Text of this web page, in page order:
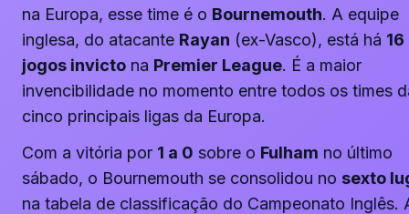
na Europa, esse time é o Bournemouth. A equipe
inglesa, do atacante Rayan (ex-Vasco), está há 16
jogos invicto na Premier League. É a maior
invencibilidade no momento entre todos os times
cinco principais ligas da Europa.
Com a vitória por 1 a 0 sobre o Fulham no último
sábado, o Bournemouth se consolidou no sexto
na tabela de classificação do Campeonato Inglês.